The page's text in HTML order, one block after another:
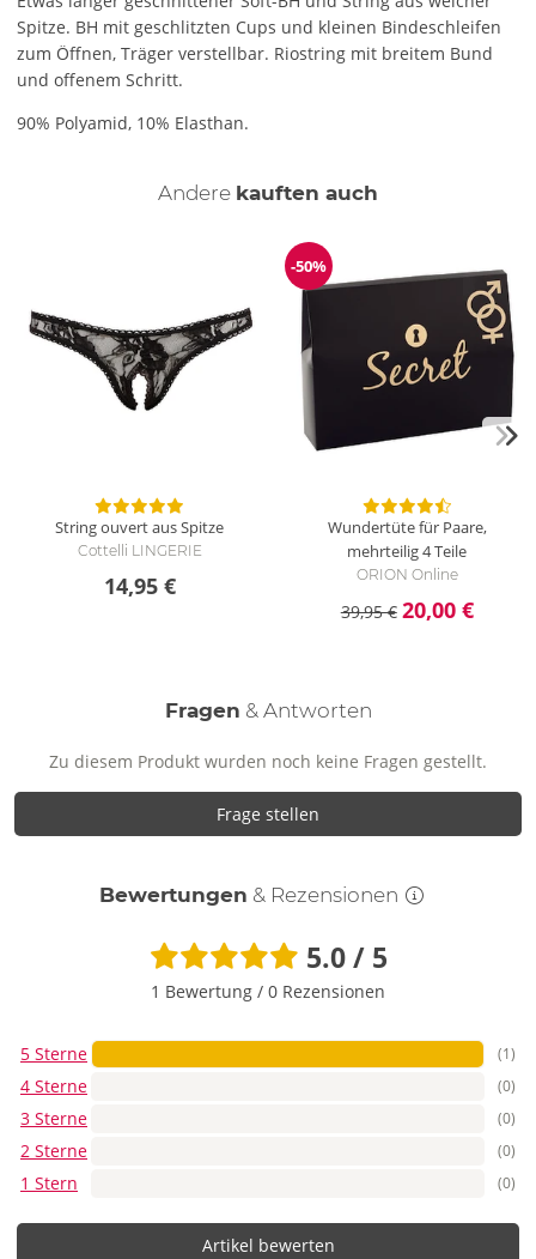
Spitze. BH mit geschlitzten Cups und kleinen Bindeschleifen
zum Öffnen, Träger verstellbar. Riostring mit breitem Bund
und offenem Schritt.
90% Polyamid, 10% Elasthan.
Andere kauften auch
String ouvert aus Spitze
Cottelli LINGERIE
14,95 €
Reduzierung
-50%
Wundertüte für Paare,
mehrteilig4 Teile
ORION Online
39,95 € 20,00 €
Fragen & Antworten
Zu diesem Produkt wurden noch keine Fragen gestellt.
Frage stellen
Bewertungen & Rezensionen
5.0 / 5
1 Bewertung / 0 Rezensionen
5 Sterne (1)
4 Sterne (0)
3 Sterne (0)
2 Sterne (0)
1 Stern (0)
Artikel bewerten